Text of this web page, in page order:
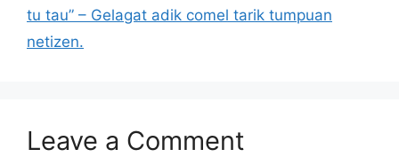
tu tau” – Gelagat adik comel tarik tumpuan
netizen.
Leave a Comment